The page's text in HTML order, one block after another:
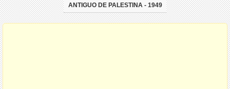
ANTIGUO DE PALESTINA - 1949